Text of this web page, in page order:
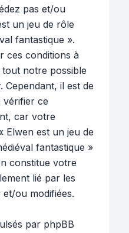
pas et/ou
un jeu de rôle
fantastique ».
ces conditions à
notre possible
il est de
vérifier ce
car votre
Elwen est un jeu de
fantastique »
constitue votre
lié par les
ou modifiées.
par phpBB